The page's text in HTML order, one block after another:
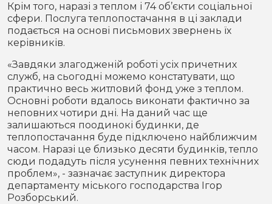
Партнери
Спорт
Футбол
Контакти
Крім того, наразі з теплом і 74 об’єкти соціальної
сфери. Послуга теплопостачання в ці заклади
подається на основі письмових звернень їх
керівників.
«Завдяки злагодженій роботі усіх причетних
служб, на сьогодні можемо констатувати, що
практично весь житловий фонд уже з теплом.
Основні роботи вдалось виконати фактично за
неповних чотири дні. На даний час ще
залишаються поодинокі будинки, де
теплопостачання буде підключено найближчим
часом. Наразі це близько десяти будинків, тепло
сюди подадуть після усунення певних технічних
проблем», - зазначає заступник директора
департаменту міського господарства Ігор
Розборський.